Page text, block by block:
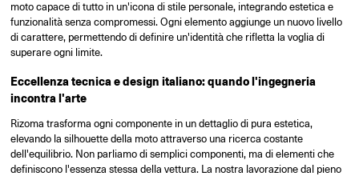
moto capace di tutto in un'icona di stile personale, integrando estetica e
funzionalità senza compromessi. Ogni elemento aggiunge un nuovo livello
di carattere, permettendo di definire un'identità che rifletta la voglia di
superare ogni limite.
Eccellenza tecnica e design italiano: quando l'ingegneria
incontra l'arte
Rizoma trasforma ogni componente in un dettaglio di pura estetica,
elevando la silhouette della moto attraverso una ricerca costante
dell'equilibrio. Non parliamo di semplici componenti, ma di elementi che
definiscono l'essenza stessa della vettura. La nostra lavorazione dal pieno